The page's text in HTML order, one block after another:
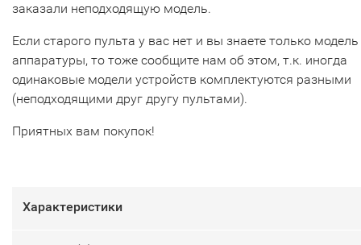
заказали неподходящую модель.
Если старого пульта у вас нет и вы знаете только модель
аппаратуры, то тоже сообщите нам об этом, т.к. иногда
одинаковые модели устройств комплектуются разными
(неподходящими друг другу пультами).
Приятных вам покупок!
Характеристики